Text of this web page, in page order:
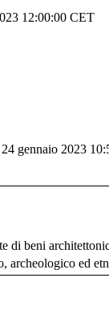
12:00:00 CET
gennaio 2023
di beni
archeologico ed